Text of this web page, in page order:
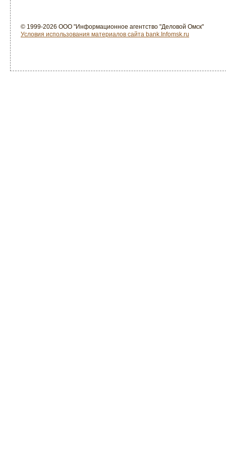
© 1999-2026 ООО "Информационное агентство "Деловой Омск"
Условия использования материалов сайта bank.Infomsk.ru